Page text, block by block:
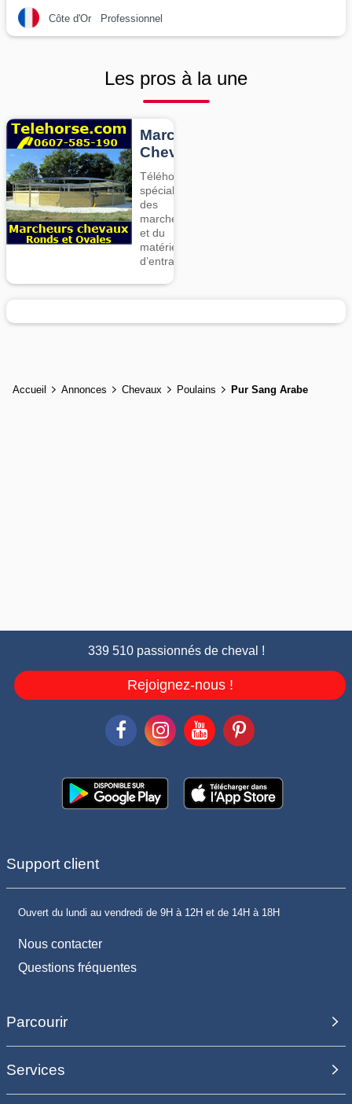
Côte d'Or Professionnel
Les pros à la une
Marcheurs
Chevaux
Téléhorse,
spécialiste
des
marcheurs
et du
matériel
d’entrainement
Accueil Annonces Chevaux Poulains Pur Sang Arabe
339 510 passionnés de cheval !
Rejoignez-nous !
Support client
Ouvert du lundi au vendredi de 9H à 12H et de 14H à 18H
Nous contacter
Questions fréquentes
Parcourir
Services